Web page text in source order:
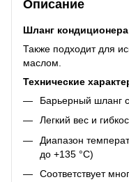
Описание
Шланг
Также подходит для
маслом.
Технические
Барьерный шланг
Легкий вес и
Диапазон
до +135 °C)
Соответствует